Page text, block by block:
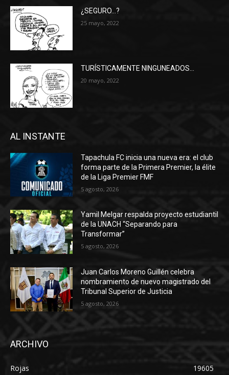
¿SEGURO…?
25 mayo, 2022
TURÍSTICAMENTE NINGUNEADOS…
20 mayo, 2022
AL INSTANTE
Tapachula FC inicia una nueva era: el club
forma parte de la Primera Premier, la élite
de la Liga Premier FMF
5 agosto, 2026
Yamil Melgar respalda proyecto estudiantil
de la UNACH “Separando para
Transformar”
5 agosto, 2026
Juan Carlos Moreno Guillén celebra
nombramiento de nuevo magistrado del
Tribunal Superior de Justicia
5 agosto, 2026
ARCHIVO
Rojas
19605